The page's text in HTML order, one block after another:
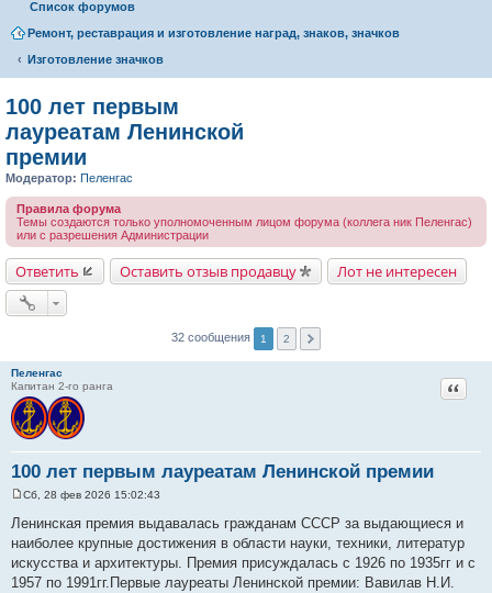
Список форумов
Ремонт, реставрация и изготовление наград, знаков, значков
Изготовление значков
100 лет первым
лауреатам Ленинской
премии
Модератор: Пеленгас
Правила форума
Темы создаются только уполномоченным лицом форума (коллега ник Пеленгас)
или с разрешения Администрации
Ответить Оставить отзыв продавцу Лот не интересен
32 сообщения 1 2
Пеленгас
Капитан 2-го ранга
100 лет первым лауреатам Ленинской премии
о
б
е
н
Сб, 28 фев 2026 15:02:43
Ленинская премия выдавалась гражданам СССР за выдающиеся и
наиболее крупные достижения в области науки, техники, литератур
искусства и архитектуры. Премия присуждалась с 1926 по 1935гг и с
1957 по 1991гг.Первые лауреаты Ленинской премии: Вавилав Н.И.